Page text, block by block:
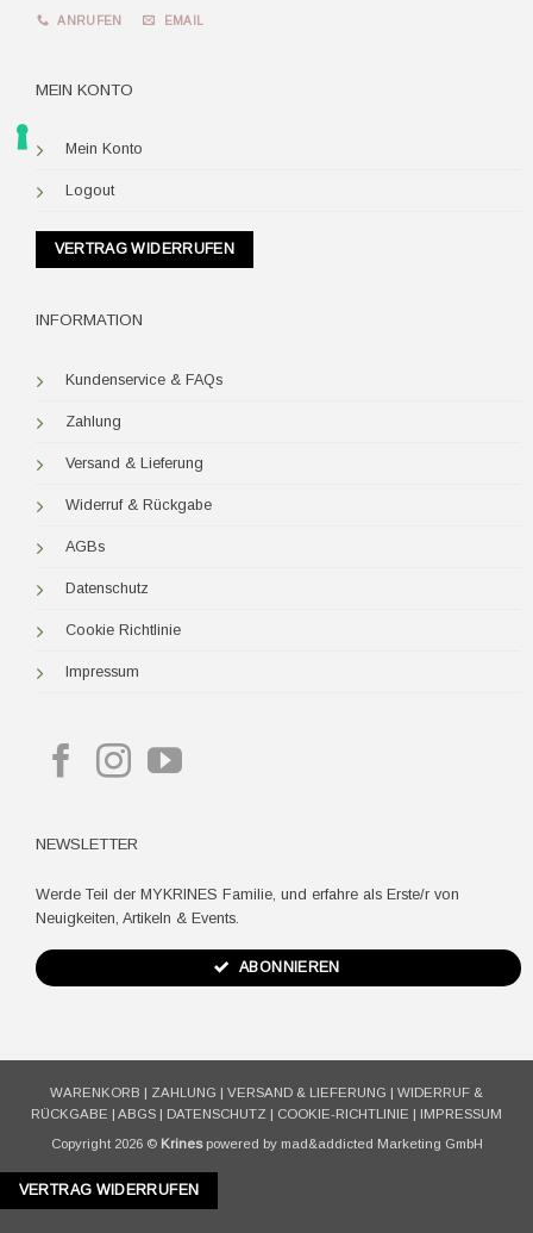
ANRUFEN EMAIL
MEIN KONTO
Mein Konto
Logout
VERTRAG WIDERRUFEN
INFORMATION
Kundenservice & FAQs
Zahlung
Versand & Lieferung
Widerruf & Rückgabe
AGBs
Datenschutz
Cookie Richtlinie
Impressum
NEWSLETTER
Werde Teil der MYKRINES Familie, und erfahre als Erste/r von
Neuigkeiten, Artikeln & Events.
ABONNIEREN
WARENKORB | ZAHLUNG | VERSAND & LIEFERUNG | WIDERRUF &
RÜCKGABE | ABGS | DATENSCHUTZ | COOKIE-RICHTLINIE | IMPRESSUM
Copyright 2026 © Krinespowered by mad&addicted Marketing GmbH
VERTRAG WIDERRUFEN